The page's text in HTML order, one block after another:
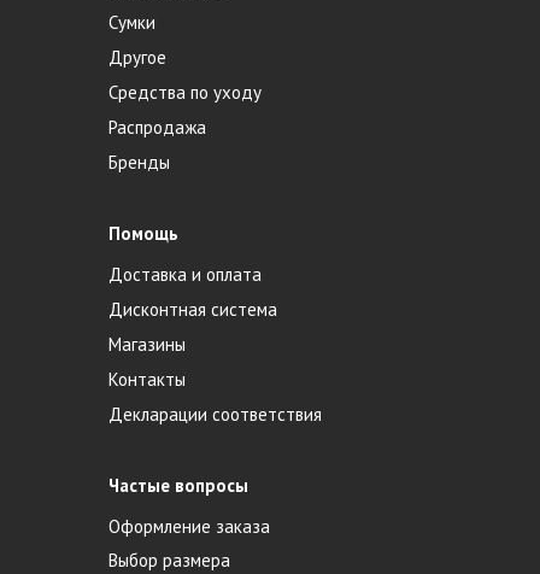
Сумки
Другое
Средства по уходу
Распродажа
Бренды
Помощь
Доставка и оплата
Дисконтная система
Магазины
Контакты
Декларации соответствия
Частые вопросы
Оформление заказа
Выбор размера